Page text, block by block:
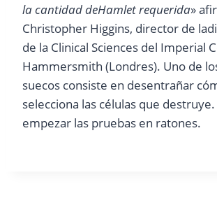
la cantidad deHamlet requerida»
Christopher Higgins, director de
de la Clinical Sciences del Imperial
Hammersmith (Londres). Uno de
suecos consiste en desentrañar
selecciona las células que destruye.
empezar las pruebas en ratones.